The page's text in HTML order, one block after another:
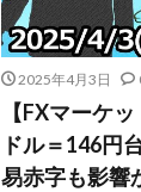
2025年4月3日
【FXマーケ
ドル＝146円
易赤字も影響